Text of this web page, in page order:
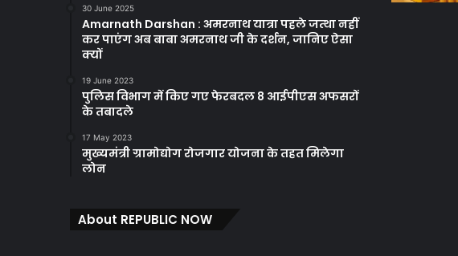
30 June 2025
Amarnath Darshan : अमरनाथ यात्रा पहले जत्था नहीं
कर पाएंग अब बाबा अमरनाथ जी के दर्शन, जानिए ऐसा
क्यों
19 June 2023
पुलिस विभाग में किए गए फेरबदल 8 आईपीएस अफसरों
के तबादले
17 May 2023
मुख्यमंत्री ग्रामोद्योग रोजगार योजना के तहत मिलेगा
लोन
About REPUBLIC NOW